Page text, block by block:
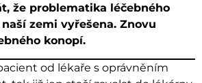
že problematika léčebného
zemi vyřešena. Znovu
konopí.
od lékaře s oprávněním